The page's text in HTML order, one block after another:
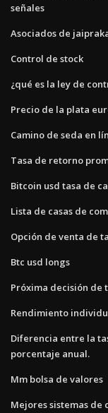
señales
Asociados de
Control de stock
¿qué es la ley de
Precio de la plata
Camino de seda en
Tasa de retorno
Bitcoin usd tasa de
Lista de casas de
Opción de venta de
Btc usd longs
Próxima decisión de
Rendimiento
Diferencia entre la
porcentaje anual.
Mm bolsa de valores
Mejores sistemas de